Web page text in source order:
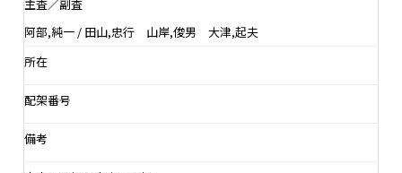
主査／副査
阿部,純一 / 田山,忠行 山岸,俊男 大津,起夫
所在
配架番号
備考